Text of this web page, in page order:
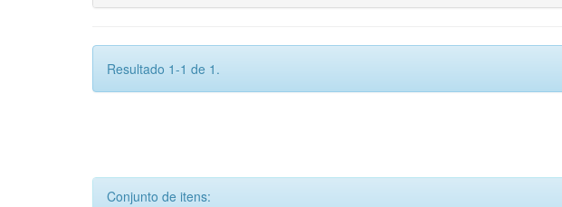
Resultado 1-1 de 1.
Conjunto de itens: